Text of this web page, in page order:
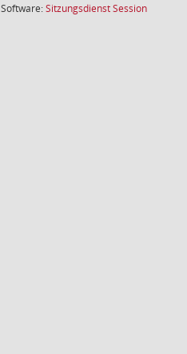
Software:SitzungsdienstSession(Wird in